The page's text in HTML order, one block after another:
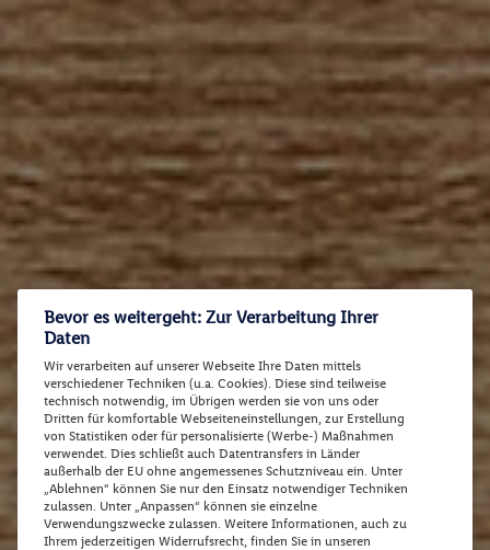
Bevor es weitergeht: Zur Verarbeitung Ihrer
Daten
Wir verarbeiten auf unserer Webseite Ihre Daten mittels
verschiedener Techniken (u.a. Cookies). Diese sind teilweise
technisch notwendig, im Übrigen werden sie von uns oder
Dritten für komfortable Webseiteneinstellungen, zur Erstellung
von Statistiken oder für personalisierte (Werbe-) Maßnahmen
verwendet. Dies schließt auch Datentransfers in Länder
außerhalb der EU ohne angemessenes Schutzniveau ein. Unter
„Ablehnen“ können Sie nur den Einsatz notwendiger Techniken
zulassen. Unter „Anpassen“ können sie einzelne
Verwendungszwecke zulassen. Weitere Informationen, auch zu
Ihrem jederzeitigen Widerrufsrecht, finden Sie in unseren